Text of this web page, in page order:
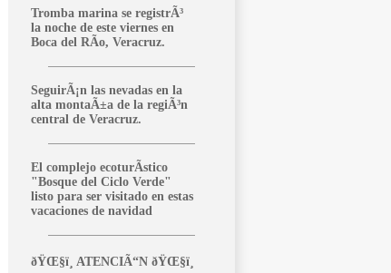
Tromba marina se registrÃ³
la noche de este viernes en
Boca del RÃ­o, Veracruz.
SeguirÃ¡n las nevadas en la
alta montaÃ±a de la regiÃ³n
central de Veracruz.
El complejo ecoturÃ­stico
"Bosque del Ciclo Verde"
listo para ser visitado en estas
vacaciones de navidad
ðŸŒ§ï¸ ATENCIÃ“N ðŸŒ§ï¸